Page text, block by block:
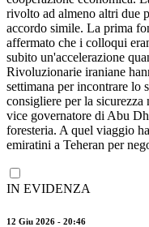
rivolto ad almeno altri due
accordo simile. La prima
affermato che i colloqui
subito un'accelerazione
Rivoluzionarie iraniane
settimana per incontrare lo
consigliere per la
vice governatore di Abu
foresteria. A quel viaggio
emiratini a Teheran per
IN EVIDENZA
12 Giu 2026 - 20:46